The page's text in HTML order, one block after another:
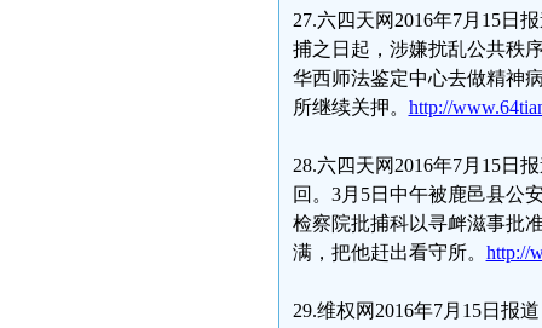
27.六四天网2016年7月15日
捕之日起，涉嫌扰乱公共秩
华西师法鉴定中心去做精神
所继续关押。 http://
28.六四天网2016年7月15日
回。3月5日中午被鹿邑县公
检察院批捕科以寻衅滋事批
满，把他赶出看守所。 http://
29.维权网2016年7月15日报